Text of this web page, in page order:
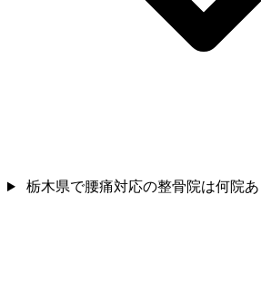
栃木県で腰痛対応の整骨院は何院あ